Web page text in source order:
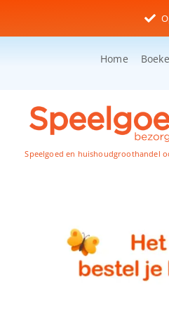
inhoud
Home
Speelgoed en huishoudgroothandel